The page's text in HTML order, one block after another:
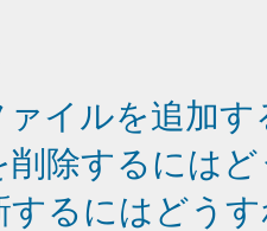
イルを追加
除するには
するにはどう